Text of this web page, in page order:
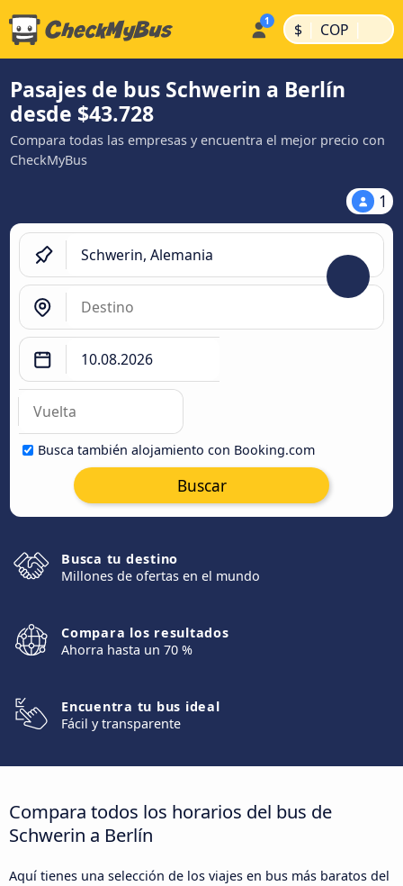
$ | COP |
Pasajes de bus Schwerin a Berlín
desde $43.728
Compara todas las empresas y encuentra el mejor precio con
CheckMyBus
1
Busca también alojamiento con Booking.com
Buscar
Busca tu destino
Millones de ofertas en el mundo
Compara los resultados
Ahorra hasta un 70 %
Encuentra tu bus ideal
Fácil y transparente
Compara todos los horarios del bus de
Schwerin a Berlín
Aquí tienes una selección de los viajes en bus más baratos del